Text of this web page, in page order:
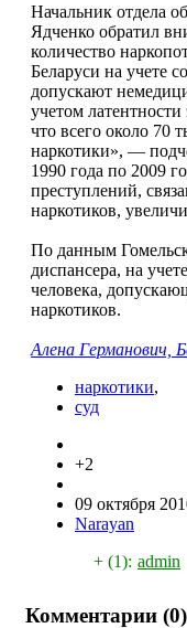
Начальник отдела
Ядченко обратил
количество
Беларуси на учете
допускают
учетом
что всего около 70
наркотики», —
1990 года по 2009
преступлений,
наркотиков,
По данным
диспансера, на
человека,
наркотиков.
Алена Германович,
наркотики,
суд
+2
09 октября
Narayan
+ (1): admin
Комментарии (0)